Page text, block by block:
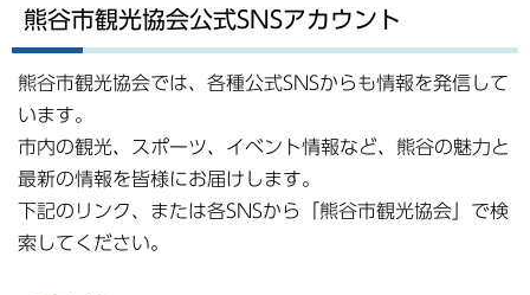
熊谷市観光協会公式SNSアカウント
熊谷市観光協会では、各種公式SNSからも情報を発信して
います。
市内の観光、スポーツ、イベント情報など、熊谷の魅力と
最新の情報を皆様にお届けします。
下記のリンク、または各SNSから「熊谷市観光協会」で検
索してください。